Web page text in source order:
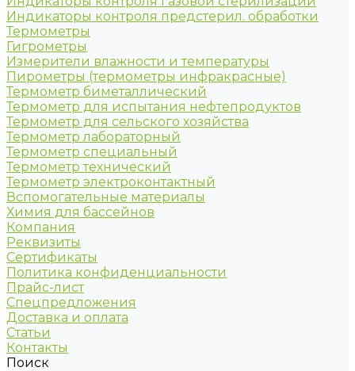
Индикаторы контроля предстерил. обработки
Термометры
Гигрометры
Измерители влажности и температуры
Пирометры (термометры инфракрасные)
Термометр биметаллический
Термометр для испытания нефтепродуктов
Термометр для сельского хозяйства
Термометр лабораторный
Термометр специальный
Термометр технический
Термометр электроконтактный
Вспомогательные материалы
Химия для бассейнов
Компания
Реквизиты
Сертификаты
Политика конфиденциальности
Прайс-лист
Спецпредложения
Доставка и оплата
Статьи
Контакты
Поиск